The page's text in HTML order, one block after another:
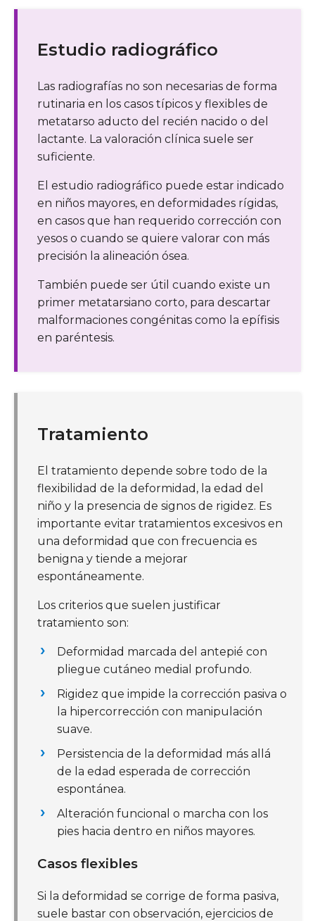
Estudio radiográfico
Las radiografías no son necesarias de forma
rutinaria en los casos típicos y flexibles de
metatarso aducto del recién nacido o del
lactante. La valoración clínica suele ser
suficiente.
El estudio radiográfico puede estar indicado
en niños mayores, en deformidades rígidas,
en casos que han requerido corrección con
yesos o cuando se quiere valorar con más
precisión la alineación ósea.
También puede ser útil cuando existe un
primer metatarsiano corto, para descartar
malformaciones congénitas como la epífisis
en paréntesis.
Tratamiento
El tratamiento depende sobre todo de la
flexibilidad de la deformidad, la edad del
niño y la presencia de signos de rigidez. Es
importante evitar tratamientos excesivos en
una deformidad que con frecuencia es
benigna y tiende a mejorar
espontáneamente.
Los criterios que suelen justificar
tratamiento son:
Deformidad marcada del antepié con
pliegue cutáneo medial profundo.
Rigidez que impide la corrección pasiva o
la hipercorrección con manipulación
suave.
Persistencia de la deformidad más allá
de la edad esperada de corrección
espontánea.
Alteración funcional o marcha con los
pies hacia dentro en niños mayores.
Casos flexibles
Si la deformidad se corrige de forma pasiva,
suele bastar con observación, ejercicios de